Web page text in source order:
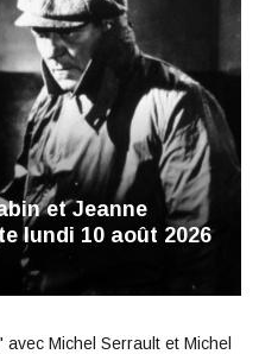
et Jeanne
lundi 10 août 2026
avec Michel Serrault et Michel